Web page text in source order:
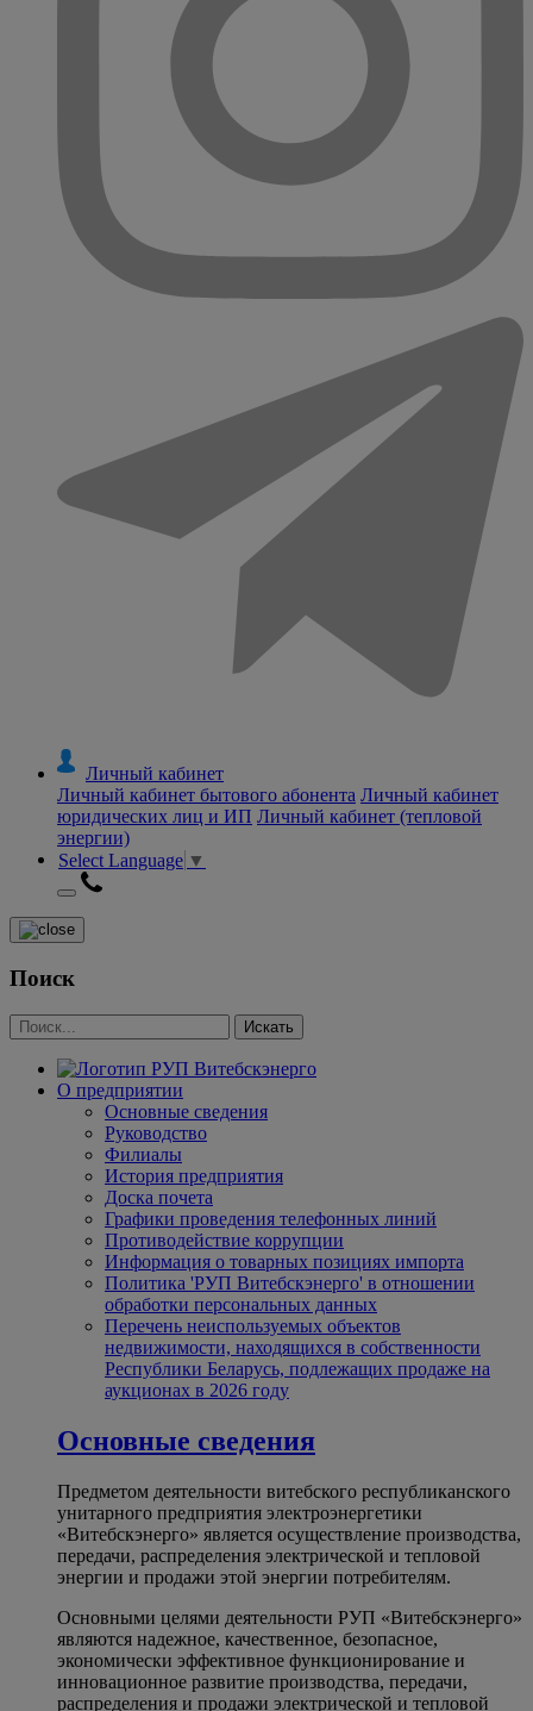
Личный кабинет
Личный кабинет бытового абонента Личный кабинет
юридических лиц и ИП Личный кабинет (тепловой
энергии)
Select Language ▼
Поиск
О предприятии
Основные сведения
Руководство
Филиалы
История предприятия
Доска почета
Графики проведения телефонных линий
Противодействие коррупции
Информация о товарных позициях импорта
Политика 'РУП Витебскэнерго' в отношении
обработки персональных данных
Перечень неиспользуемых объектов
недвижимости, находящихся в собственности
Республики Беларусь, подлежащих продаже на
аукционах в 2026 году
Основные сведения
Предметом деятельности витебского республиканского
унитарного предприятия электроэнергетики
«Витебскэнерго» является осуществление производства,
передачи, распределения электрической и тепловой
энергии и продажи этой энергии потребителям.
Основными целями деятельности РУП «Витебскэнерго»
являются надежное, качественное, безопасное,
экономически эффективное функционирование и
инновационное развитие производства, передачи,
распределения и продажи электрической и тепловой